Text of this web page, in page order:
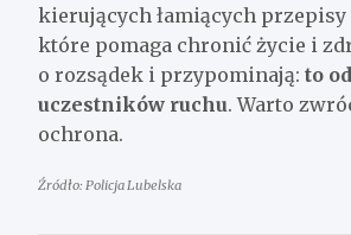
kierujących łamiących
które pomaga chronić życie i
o rozsądek i przypominają: to
uczestników ruchu. Warto
ochrona.
Źródło: Policja Lubelska